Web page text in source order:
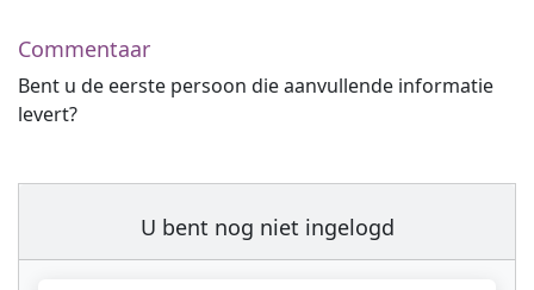
Commentaar
Bent u de eerste persoon die aanvullende informatie
levert?
U bent nog niet ingelogd